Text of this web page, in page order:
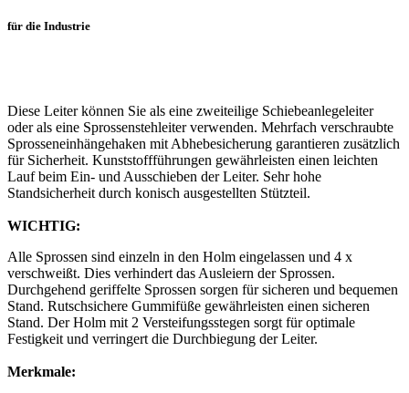
für die Industrie
Diese Leiter können Sie als eine zweiteilige Schiebeanlegeleiter
oder als eine Sprossenstehleiter verwenden. Mehrfach verschraubte
Sprosseneinhängehaken mit Abhebesicherung garantieren zusätzlich
für Sicherheit. Kunststoffführungen gewährleisten einen leichten
Lauf beim Ein- und Ausschieben der Leiter. Sehr hohe
Standsicherheit durch konisch ausgestellten Stützteil.
WICHTIG:
Alle Sprossen sind einzeln in den Holm eingelassen und 4 x
verschweißt. Dies verhindert das Ausleiern der Sprossen.
Durchgehend geriffelte Sprossen sorgen für sicheren und bequemen
Stand. Rutschsichere Gummifüße gewährleisten einen sicheren
Stand. Der Holm mit 2 Versteifungsstegen sorgt für optimale
Festigkeit und verringert die Durchbiegung der Leiter.
Merkmale: